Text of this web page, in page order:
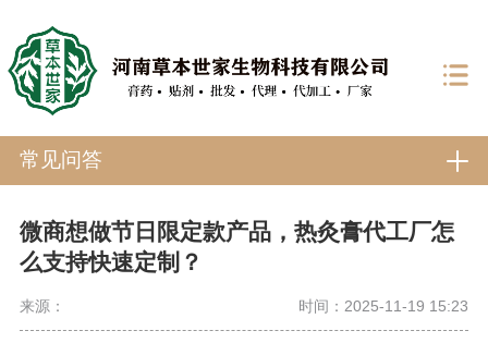
常见问答
微商想做节日限定款产品，热灸膏代工厂怎
么支持快速定制？
来源： 时间：2025-11-19 15:23